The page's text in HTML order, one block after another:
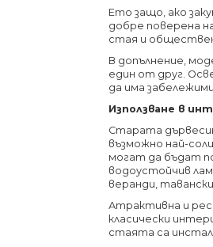
Ето защо, ако
добре поверена
стая и
В допълнение,
един от друг.
да има
Използване в
Старата
възможно най-
могат да бъдат
водоустойчив
веранди,
Атрактивна и
класически
стаята са